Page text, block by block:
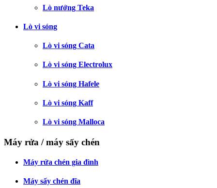
Lò nướng Teka
Lò vi sóng
Lò vi sóng Cata
Lò vi sóng Electrolux
Lò vi sóng Hafele
Lò vi sóng Kaff
Lò vi sóng Malloca
Máy rửa / máy sấy chén
Máy rửa chén gia đình
Máy sấy chén đĩa